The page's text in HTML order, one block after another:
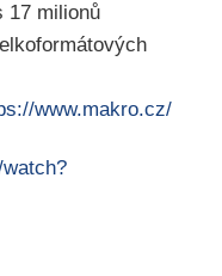
17 milionů
www.makro.cz/